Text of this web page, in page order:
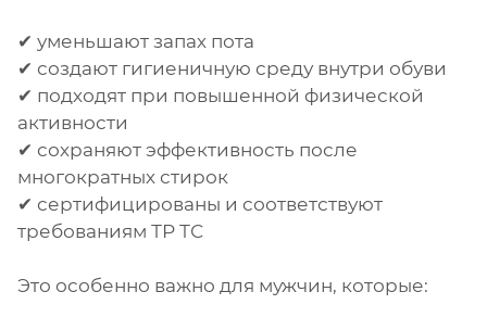
✔ уменьшают запах пота
✔ создают гигиеничную среду внутри обуви
✔ подходят при повышенной физической
активности
✔ сохраняют эффективность после
многократных стирок
✔ сертифицированы и соответствуют
требованиям ТР ТС
Это особенно важно для мужчин, которые: